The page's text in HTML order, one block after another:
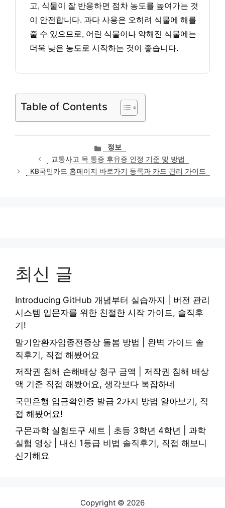
고, 식물이 잘 반응하면 점차 농도를 높여가는 것
이 안전합니다. 과다 사용은 오히려 식물에 해를
줄 수 있으므로, 어린 식물이나 약해진 식물에는
더욱 낮은 농도로 시작하는 것이 좋습니다.
Table of Contents
카
테
고
리
정보
교통사고 목 통증 후유증 인정 기준 및 방법
KB국민카드 홈페이지 바로가기 등록과 카드 관리 가이드
최신 글
Introducing GitHub 개념부터 실습까지 | 버전 관리
시스템 입문자를 위한 친절한 시작 가이드, 솔직후
기!
말기암환자임종전증상 돌봄 방법 | 완벽 가이드 솔
직후기, 직접 해봤어요
저작권 침해 손해배상 청구 금액 | 저작권 침해 배상
액 기준 직접 해봤어요, 생각보다 복잡하네
국민은행 입금확인증 발급 2가지 방법 알아보기, 직
접 해봤어요!
구몬과학 실험도구 세트 | 초등 3학년 4학년 | 과학
실험 영상 | 내신 1등급 비법 솔직후기, 직접 해보니
신기해요
Copyright © 2026